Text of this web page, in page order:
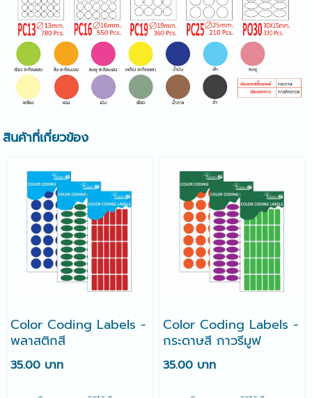
สินค้าที่เกี่ยวข้อง
Color Coding Labels -
พลาสติกสี
35.00 บาท
Color Coding Labels -
กระดาษสี กาวรีมูฟ
35.00 บาท